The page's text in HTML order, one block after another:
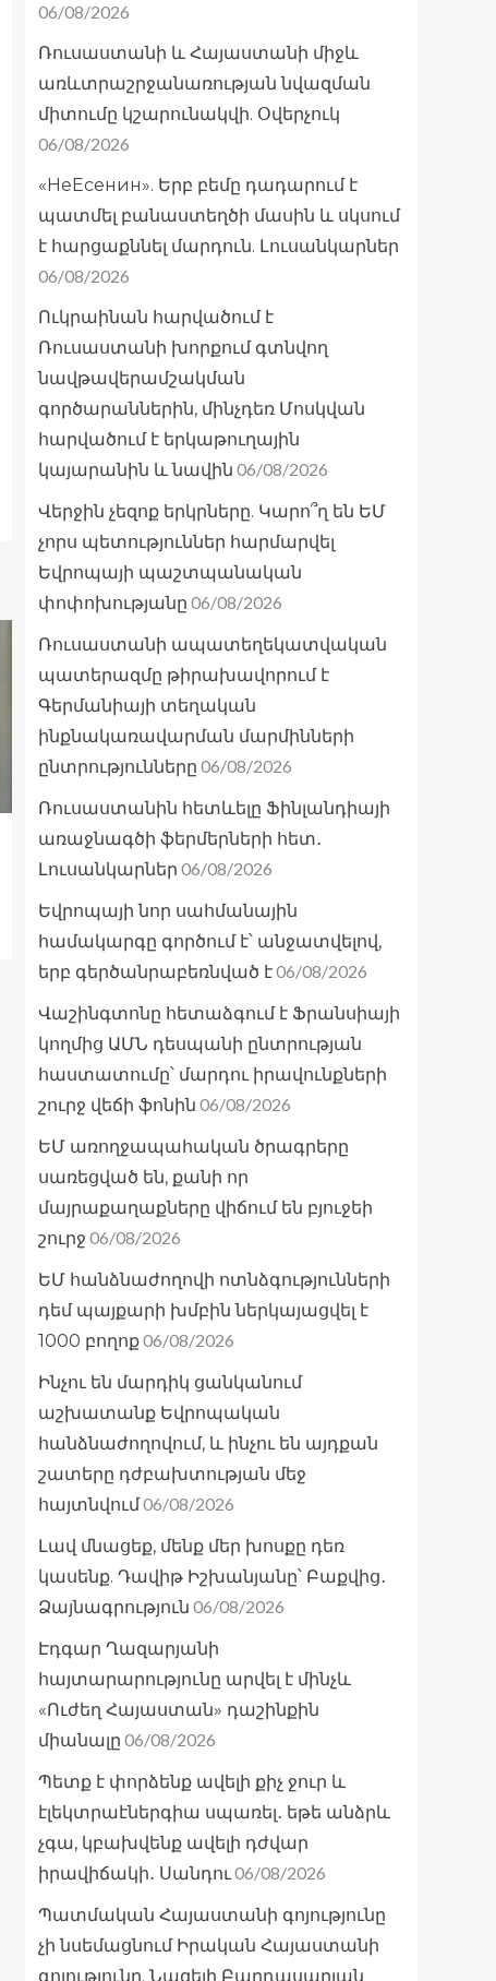
06/08/2026
Ռուսաստանի և Հայաստանի միջև
առևտրաշրջանառության նվազման
միտումը կշարունակվի. Օվերչուկ
06/08/2026
«НеЕсенин». Երբ բեմը դադարում է
պատմել բանաստեղծի մասին և սկսում
է հարցաքննել մարդուն. Լուսանկարներ
06/08/2026
Ուկրաինան հարվածում է
Ռուսաստանի խորքում գտնվող
նավթավերամշակման
գործարաններին, մինչդեռ Մոսկվան
հարվածում է երկաթուղային
կայարանին և նավին 06/08/2026
Վերջին չեզոք երկրները. Կարո՞ղ են ԵՄ
չորս պետություններ հարմարվել
Եվրոպայի պաշտպանական
փոփոխությանը 06/08/2026
Ռուսաստանի ապատեղեկատվական
պատերազմը թիրախավորում է
Գերմանիայի տեղական
ինքնակառավարման մարմինների
ընտրությունները 06/08/2026
Ռուսաստանին հետևելը Ֆինլանդիայի
առաջնագծի ֆերմերների հետ․
Լուսանկարներ 06/08/2026
Եվրոպայի նոր սահմանային
համակարգը գործում է՝ անջատվելով,
երբ գերծանրաբեռնված է06/08/2026
Վաշինգտոնը հետաձգում է Ֆրանսիայի
կողմից ԱՄՆ դեսպանի ընտրության
հաստատումը՝ մարդու իրավունքների
շուրջ վեճի ֆոնին 06/08/2026
ԵՄ առողջապահական ծրագրերը
սառեցված են, քանի որ
մայրաքաղաքները վիճում են բյուջեի
շուրջ 06/08/2026
ԵՄ հանձնաժողովի ոտնձգությունների
դեմ պայքարի խմբին ներկայացվել է
1000 բողոք06/08/2026
Ինչու են մարդիկ ցանկանում
աշխատանք Եվրոպական
հանձնաժողովում, և ինչու են այդքան
շատերը դժբախտության մեջ
հայտնվում06/08/2026
Լավ մնացեք, մենք մեր խոսքը դեռ
կասենք. Դավիթ Իշխանյանը՝ Բաքվից․
Ձայնագրություն 06/08/2026
Էդգար Ղազարյանի
հայտարարությունը արվել է մինչև
«Ուժեղ Հայաստան» դաշինքին
միանալը 06/08/2026
Պետք է փորձենք ավելի քիչ ջուր և
էլեկտրաէներգիա սպառել․ եթե անձրև
չգա, կբախվենք ավելի դժվար
իրավիճակի․ Սանդու06/08/2026
Պատմական Հայաստանի գոյությունը
չի նսեմացնում Իրական Հայաստանի
գոյությունը. Նազելի Բաղդասարյան